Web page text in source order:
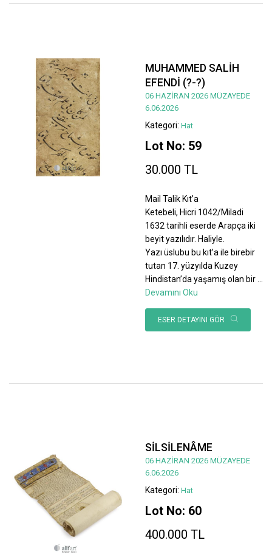
MUHAMMED SALİH
EFENDİ (?-?)
06 HAZİRAN 2026 MÜZAYEDE
6.06.2026
Kategori: Hat
Lot No: 59
30.000 TL
Mail Talik Kıt’a
Ketebeli, Hicri 1042/Miladi
1632 tarihli eserde Arapça iki
beyit yazılıdır. Haliyle.
Yazı üslubu bu kıt’a ile birebir
tutan 17. yüzyılda Kuzey
Hindistan’da yaşamış olan bir
Devamını Oku
ESER DETAYINI GÖR
SİLSİLENÂME
06 HAZİRAN 2026 MÜZAYEDE
6.06.2026
Kategori: Hat
Lot No: 60
400.000 TL